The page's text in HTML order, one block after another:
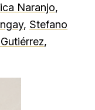
Naranjo,
, Stefano
,